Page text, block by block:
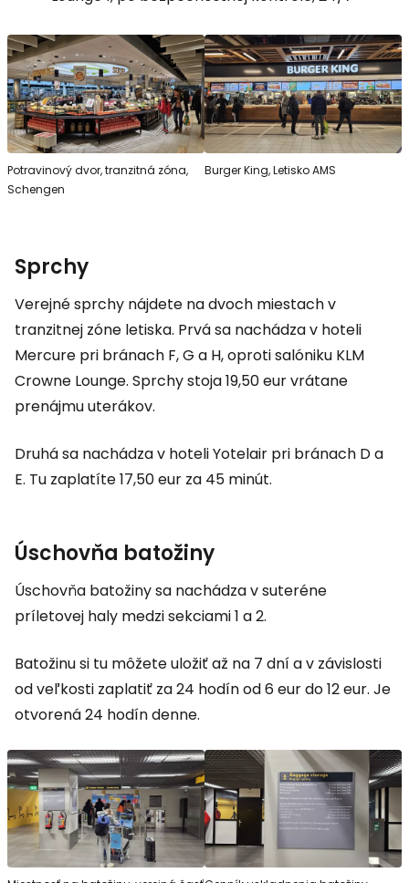
Potravinový dvor, tranzitná zóna,
Schengen
Burger King, Letisko AMS
Sprchy
Verejné sprchy nájdete na dvoch miestach v
tranzitnej zóne letiska. Prvá sa nachádza v hoteli
Mercure pri bránach F, G a H, oproti salóniku KLM
Crowne Lounge. Sprchy stoja 19,50 eur vrátane
prenájmu uterákov.
Druhá sa nachádza v hoteli Yotelair pri bránach D a
E. Tu zaplatíte 17,50 eur za 45 minút.
Úschovňa batožiny
Úschovňa batožiny sa nachádza v suteréne
príletovej haly medzi sekciami 1 a 2.
Batožinu si tu môžete uložiť až na 7 dní a v závislosti
od veľkosti zaplatiť za 24 hodín od 6 eur do 12 eur. Je
otvorená 24 hodín denne.